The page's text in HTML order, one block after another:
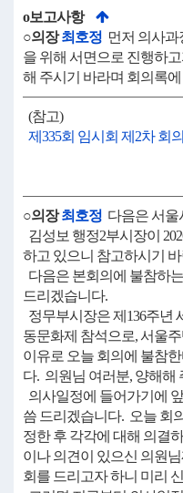
o보고사항
○의장최호정 먼저 의사
을 위해 서면으로 진행하
해 주시기 바라며 회의록
(참고)
제335회 임시회 제2차 회
○의장최호정 다음은 서울
김성보 행정2부시장이
하고 있으니 참고하시기
다음은 본회의에 불참하
드리겠습니다.
정무부시장은 제136주년
동문화제 참석으로, 서울
이유로 오늘 회의에 불참
다. 의원님 여러분, 양해해
의사일정에 들어가기에
씀 드리겠습니다. 오늘 회
정한 후 각각에 대해 의결
이나 의견이 있으신 의원
회를 드리고자 하니 미리